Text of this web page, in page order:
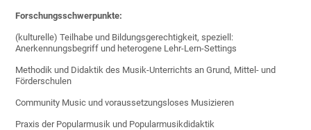
Forschungsschwerpunkte:
(kulturelle) Teilhabe und Bildungsgerechtigkeit, speziell:
Anerkennungsbegriff und heterogene Lehr-Lern-Settings
Methodik und Didaktik des Musik-Unterrichts an Grund, Mittel- und
Förderschulen
Community Music und voraussetzungsloses Musizieren
Praxis der Popularmusik und Popularmusikdidaktik